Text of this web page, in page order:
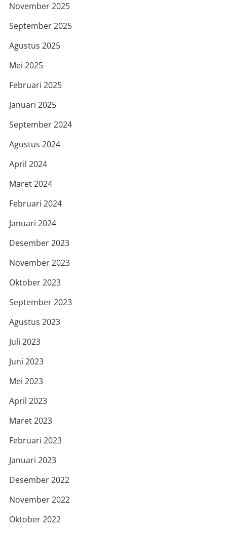
November 2025
September 2025
Agustus 2025
Mei 2025
Februari 2025
Januari 2025
September 2024
Agustus 2024
April 2024
Maret 2024
Februari 2024
Januari 2024
Desember 2023
November 2023
Oktober 2023
September 2023
Agustus 2023
Juli 2023
Juni 2023
Mei 2023
April 2023
Maret 2023
Februari 2023
Januari 2023
Desember 2022
November 2022
Oktober 2022